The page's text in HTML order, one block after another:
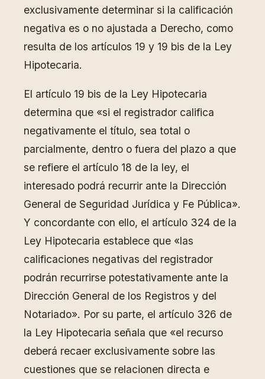
exclusivamente determinar si la calificación
negativa es o no ajustada a Derecho, como
resulta de los artículos 19 y 19 bis de la Ley
Hipotecaria.
El artículo 19 bis de la Ley Hipotecaria
determina que «si el registrador califica
negativamente el título, sea total o
parcialmente, dentro o fuera del plazo a que
se refiere el artículo 18 de la ley, el
interesado podrá recurrir ante la Dirección
General de Seguridad Jurídica y Fe Pública».
Y concordante con ello, el artículo 324 de la
Ley Hipotecaria establece que «las
calificaciones negativas del registrador
podrán recurrirse potestativamente ante la
Dirección General de los Registros y del
Notariado». Por su parte, el artículo 326 de
la Ley Hipotecaria señala que «el recurso
deberá recaer exclusivamente sobre las
cuestiones que se relacionen directa e